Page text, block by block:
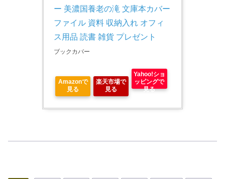
ー 美濃国養老の滝 文庫本カバー
ファイル 資料 収納入れ オフィ
ス用品 読書 雑貨 プレゼント
ブックカバー
Amazonで
見る
楽天市場で
見る
Yahoo!ショ
ッピングで
見る